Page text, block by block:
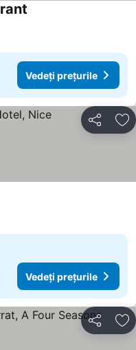
Vedeți prețurile
Distribuiți
Vedeți prețurile
Distribuiți